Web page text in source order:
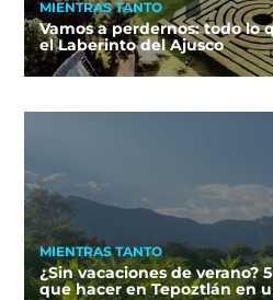
MIENTRAS TANTO
Vamos a perdernos: todo lo
el Laberinto del Ajusco
MIENTRAS TANTO
¿Sin vacaciones de verano?
que hacer en Tepoztlán en